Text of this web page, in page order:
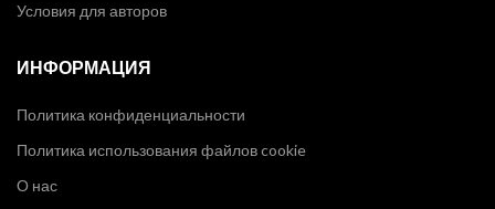
Условия для авторов
ИНФОРМАЦИЯ
Политика конфиденциальности
Политика использования файлов cookie
О нас